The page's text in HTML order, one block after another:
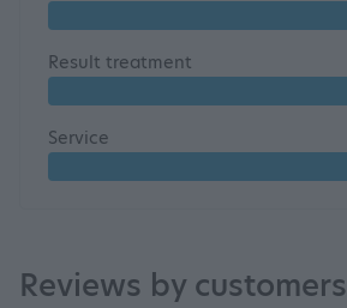
Result treatment
Service
Reviews by customers